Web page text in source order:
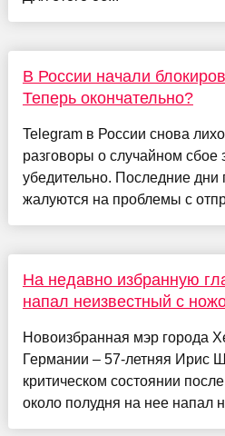
В России начали
Теперь окончательно?
Telegram в России снова
разговоры о случайном сбое
убедительно. Последние дни
жалуются на проблемы с
На недавно избранную
напал неизвестный с
Новоизбранная мэр города
Германии – 57-летняя Ирис
критическом состоянии
около полудня на нее напал